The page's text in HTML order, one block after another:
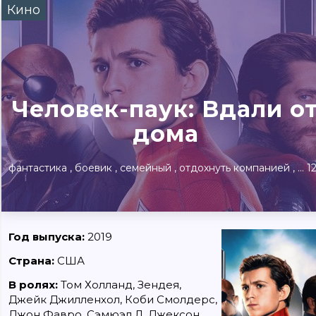
Сегодня
Концерты Театр Детям Выставки
Кино
Человек-паук: Вдали
дома
фантастика боевик семейный отдохнуть компанией
Год выпуска: 2019
Страна: США
В ролях: Том Холланд, Зендея,
Джейк Джилленхол, Коби Смолдерс,